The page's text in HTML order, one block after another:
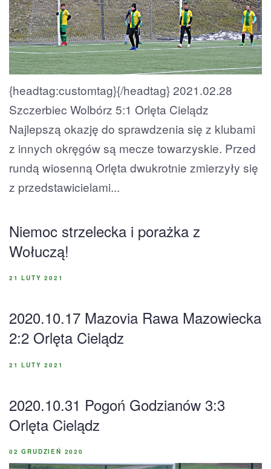
{headtag:customtag}{/headtag} 2021.02.28
Szczerbiec Wolbórz 5:1 Orlęta Cielądz
Najlepszą okazję do sprawdzenia się z klubami
z innych okręgów są mecze towarzyskie. Przed
rundą wiosenną Orlęta dwukrotnie zmierzyły się
z przedstawicielami...
Niemoc strzelecka i porażka z
Wołuczą!
21 LUTY 2021
2020.10.17 Mazovia Rawa Mazowiecka
2:2 Orlęta Cielądz
21 LUTY 2021
2020.10.31 Pogoń Godzianów 3:3
Orlęta Cielądz
02 GRUDZIEŃ 2020